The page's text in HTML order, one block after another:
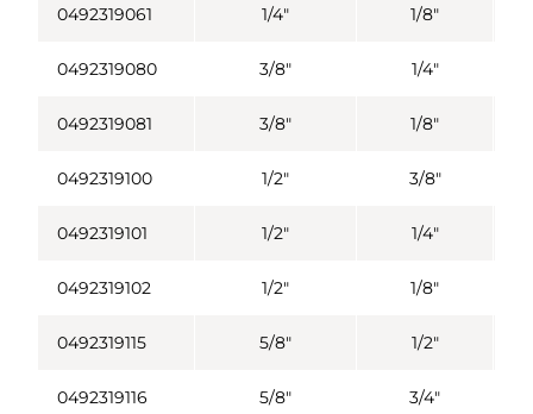
0492319061 1/4" 1/8"
0492319080 3/8" 1/4"
0492319081 3/8" 1/8"
0492319100 1/2" 3/8"
0492319101 1/2" 1/4"
0492319102 1/2" 1/8"
0492319115 5/8" 1/2"
0492319116 5/8" 3/4"